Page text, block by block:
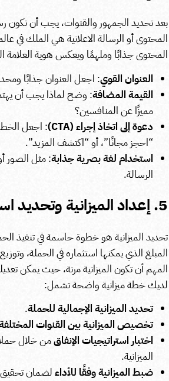
بعد تحديد الجمهور والقنوات، يجب أن تكون
المحتوى أو الرسالة الاعلانية هيالملك في
المحتوى جذابًا وملهمًا ويعكس هوية العلامة
العنوان القوي: اجعل العنوان جذابًا
القيمة المضافة: وضح لماذا يجب أن
مميزًا عن المنافسين؟
دعوة إلى اتخاذ إجراء (CTA)
: اجعل
“احجز مجانًا”، أو “اكتشف المزيد”.
استخدام لغة بصرية جذابة: مثل الصور
الرسالة.
5. إعداد الميزانية وتحديد استراتيجيات الإنفاق
تحديد الميزانية هو خطوة حاسمة في تنفيذ
المبلغ الذي يمكنها استثماره في الحملة،
المهم أن تكون الميزانية مرنة، حيث يمكن
لديك خطة ميزانية واضحة تشمل:
تحديد الميزانية الإجمالية للحملة.
تخصيص الميزانية بين القنوات
اختبار استراتيجيات الإنفاقمن خلال
الميزانية.
ضبط الميزانية وفقًا للأداءلضمان تحقيق